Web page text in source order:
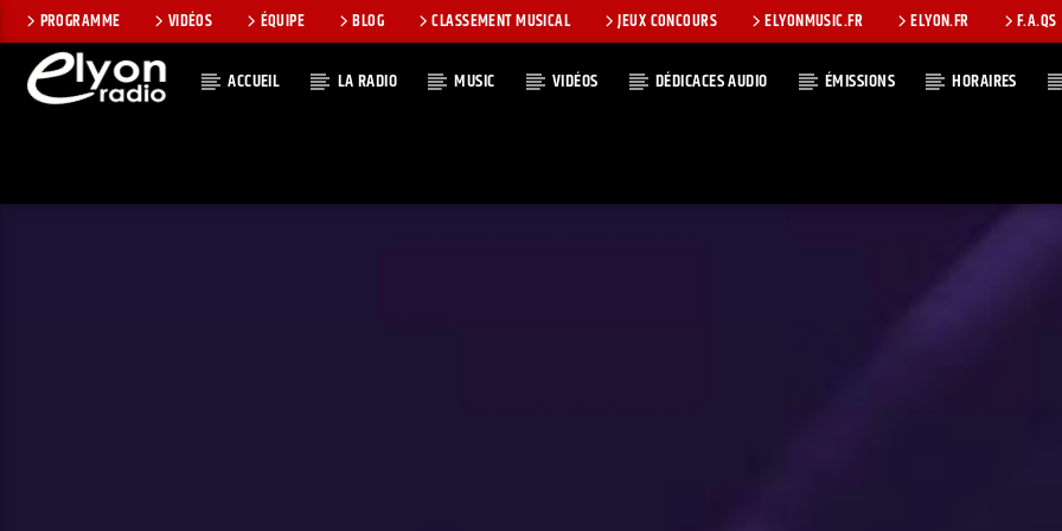
PROGRAMME VIDÉOS ÉQUIPE BLOG CLASSEMENT MUSICAL JEUX CONCOURS ELYONMUSIC.FR ELYON.FR F.A.QS
ACCUEIL LA RADIO MUSIC VIDÉOS DÉDICACES AUDIO ÉMISSIONS HORAIRES